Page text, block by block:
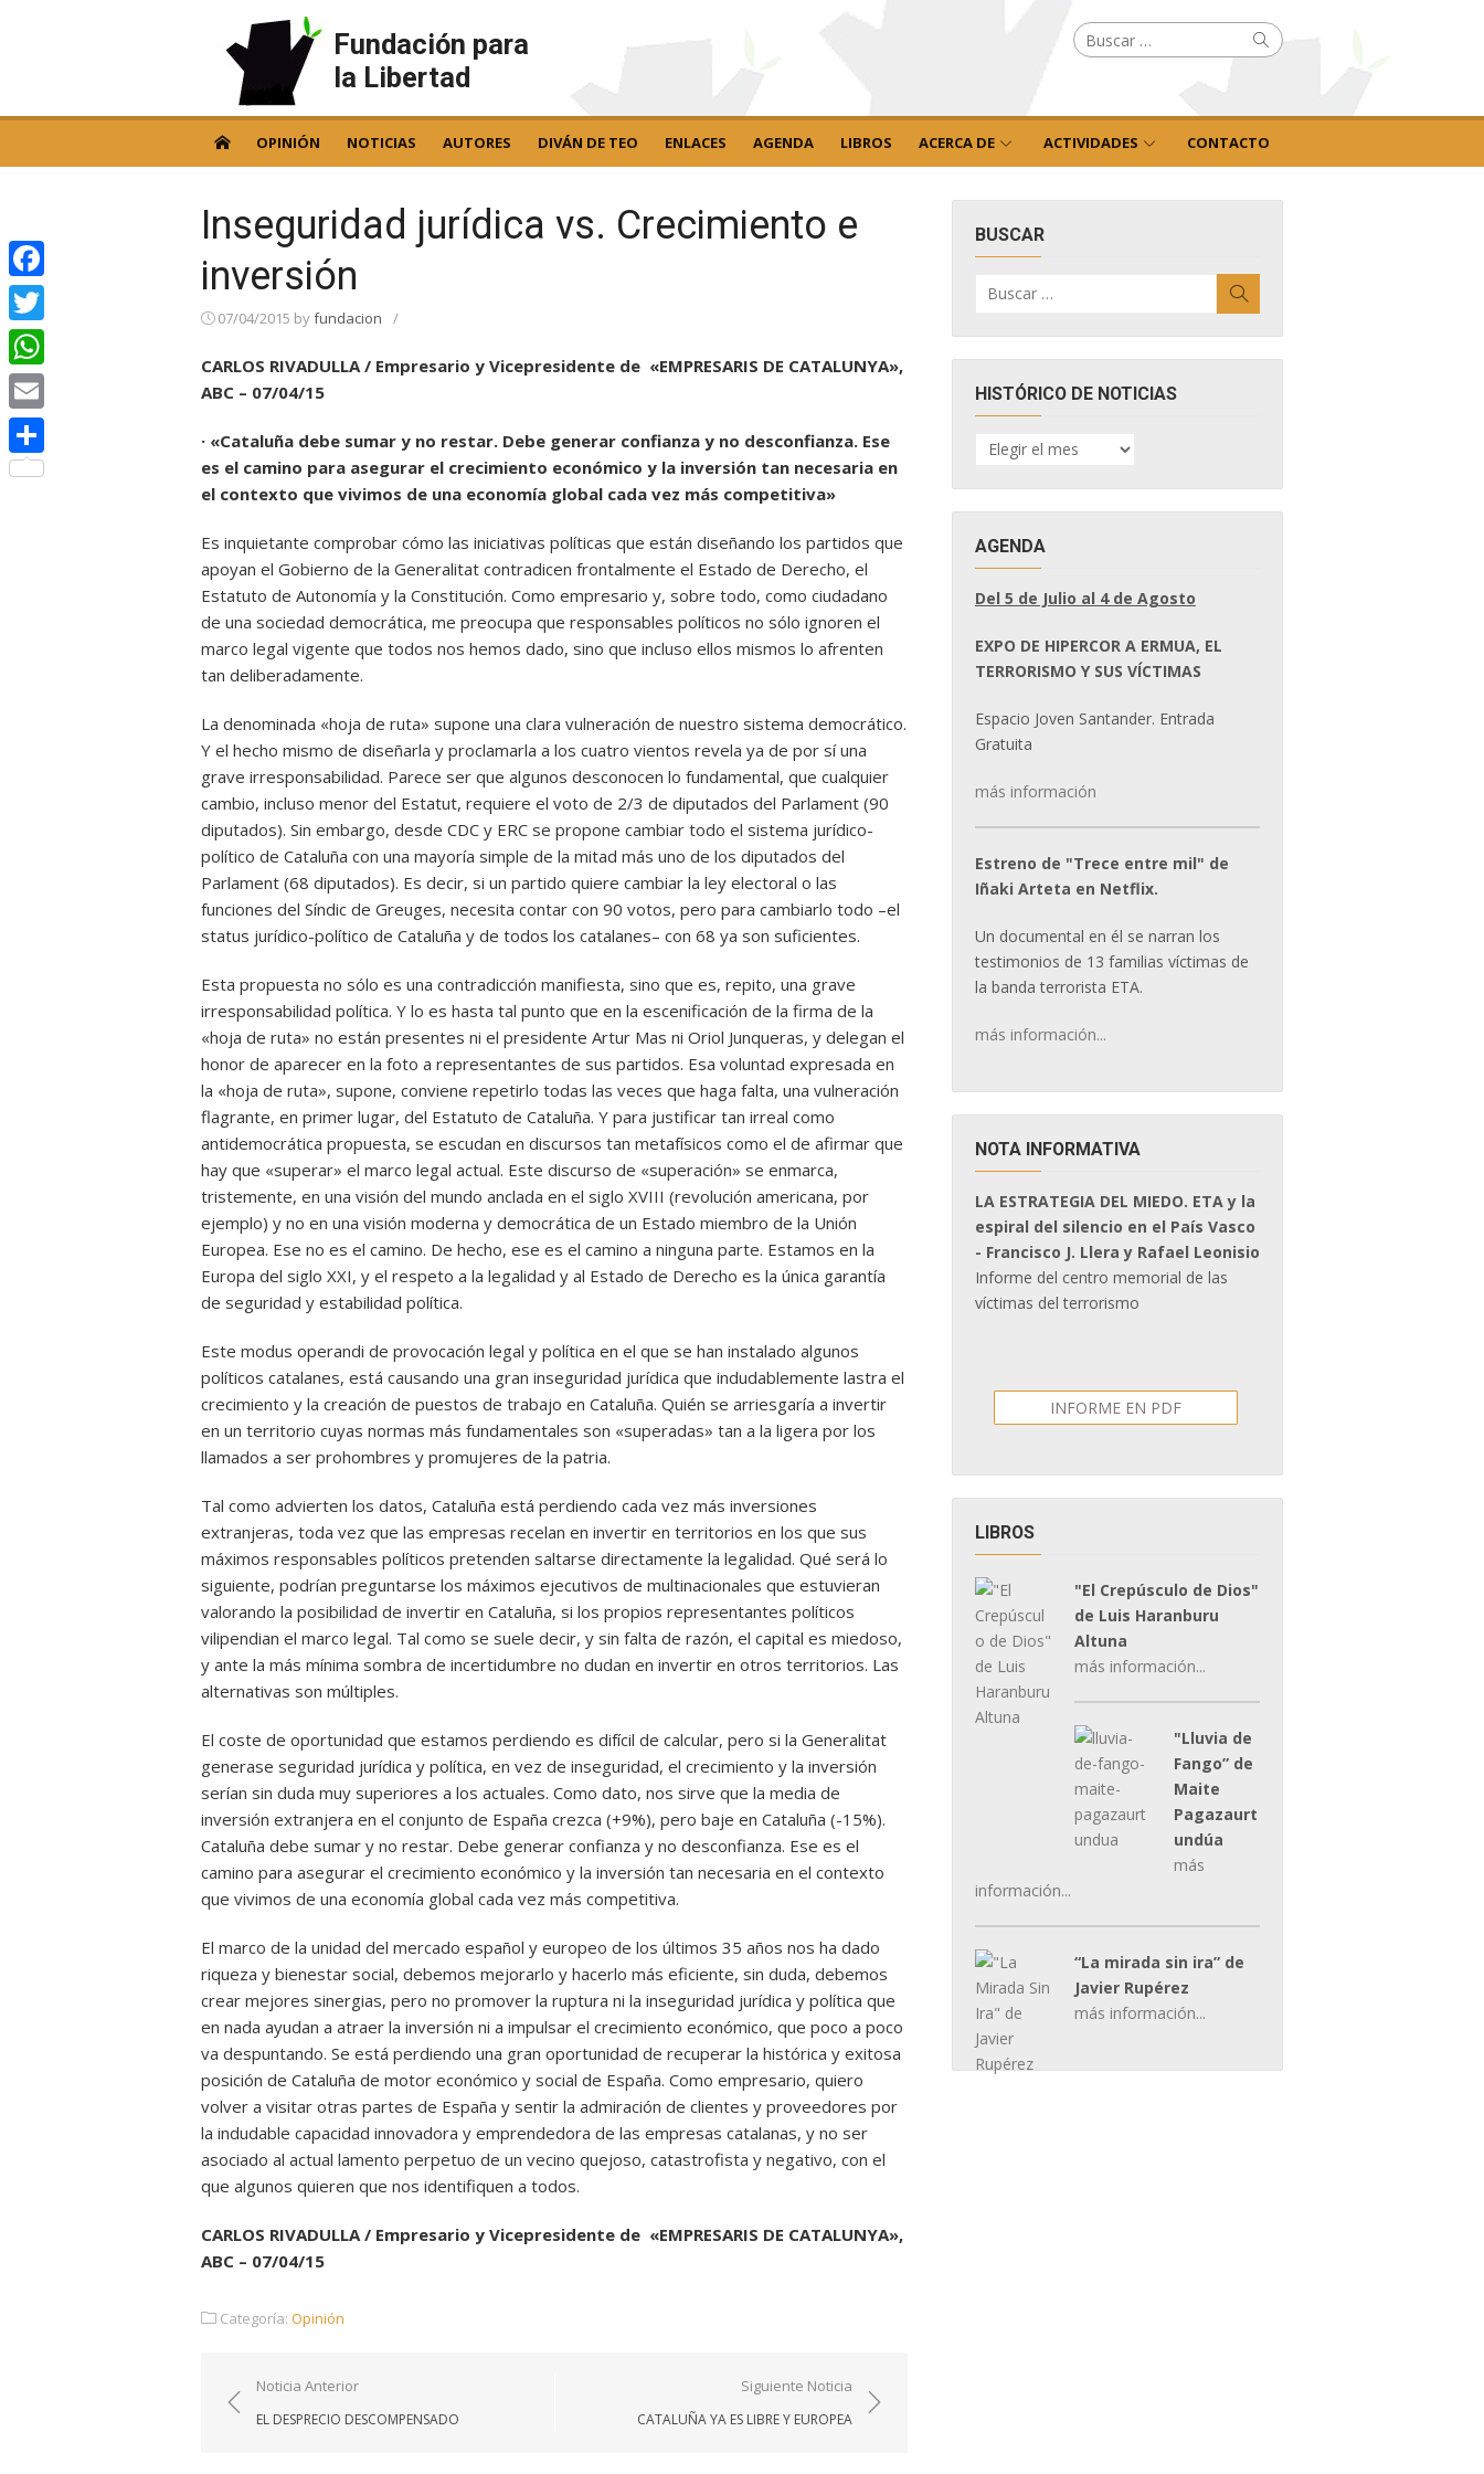
Fundación para
la Libertad
Buscar
por: Buscar
OPINIÓN NOTICIAS AUTORES DIVÁN DE TEO ENLACES AGENDA LIBROS ACERCA DE ACTIVIDADES CONTACTO
Inseguridad jurídica vs. Crecimiento e
inversión
07/04/2015 byfundacion /
CARLOS RIVADULLA / Empresario y Vicepresidente de «EMPRESARIS DE CATALUNYA»,
ABC – 07/04/15
· «Cataluña debe sumar y no restar. Debe generar confianza y no desconfianza. Ese
es el camino para asegurar el crecimiento económico y la inversión tan necesaria en
el contexto que vivimos de una economía global cada vez más competitiva»
Es inquietante comprobar cómo las iniciativas políticas que están diseñando los partidos que
apoyan el Gobierno de la Generalitat contradicen frontalmente el Estado de Derecho, el
Estatuto de Autonomía y la Constitución. Como empresario y, sobre todo, como ciudadano
de una sociedad democrática, me preocupa que responsables políticos no sólo ignoren el
marco legal vigente que todos nos hemos dado, sino que incluso ellos mismos lo afrenten
tan deliberadamente.
La denominada «hoja de ruta» supone una clara vulneración de nuestro sistema democrático.
Y el hecho mismo de diseñarla y proclamarla a los cuatro vientos revela ya de por sí una
grave irresponsabilidad. Parece ser que algunos desconocen lo fundamental, que cualquier
cambio, incluso menor del Estatut, requiere el voto de 2/3 de diputados del Parlament (90
diputados). Sin embargo, desde CDC y ERC se propone cambiar todo el sistema jurídico-
político de Cataluña con una mayoría simple de la mitad más uno de los diputados del
Parlament (68 diputados). Es decir, si un partido quiere cambiar la ley electoral o las
funciones del Síndic de Greuges, necesita contar con 90 votos, pero para cambiarlo todo –el
status jurídico-político de Cataluña y de todos los catalanes– con 68 ya son suficientes.
Esta propuesta no sólo es una contradicción manifiesta, sino que es, repito, una grave
irresponsabilidad política. Y lo es hasta tal punto que en la escenificación de la firma de la
«hoja de ruta» no están presentes ni el presidente Artur Mas ni Oriol Junqueras, y delegan el
honor de aparecer en la foto a representantes de sus partidos. Esa voluntad expresada en
la «hoja de ruta», supone, conviene repetirlo todas las veces que haga falta, una vulneración
flagrante, en primer lugar, del Estatuto de Cataluña. Y para justificar tan irreal como
antidemocrática propuesta, se escudan en discursos tan metafísicos como el de afirmar que
hay que «superar» el marco legal actual. Este discurso de «superación» se enmarca,
tristemente, en una visión del mundo anclada en el siglo XVIII (revolución americana, por
ejemplo) y no en una visión moderna y democrática de un Estado miembro de la Unión
Europea. Ese no es el camino. De hecho, ese es el camino a ninguna parte. Estamos en la
Europa del siglo XXI, y el respeto a la legalidad y al Estado de Derecho es la única garantía
de seguridad y estabilidad política.
Este modus operandi de provocación legal y política en el que se han instalado algunos
políticos catalanes, está causando una gran inseguridad jurídica que indudablemente lastra el
crecimiento y la creación de puestos de trabajo en Cataluña. Quién se arriesgaría a invertir
en un territorio cuyas normas más fundamentales son «superadas» tan a la ligera por los
llamados a ser prohombres y promujeres de la patria.
Tal como advierten los datos, Cataluña está perdiendo cada vez más inversiones
extranjeras, toda vez que las empresas recelan en invertir en territorios en los que sus
máximos responsables políticos pretenden saltarse directamente la legalidad. Qué será lo
siguiente, podrían preguntarse los máximos ejecutivos de multinacionales que estuvieran
valorando la posibilidad de invertir en Cataluña, si los propios representantes políticos
vilipendian el marco legal. Tal como se suele decir, y sin falta de razón, el capital es miedoso,
y ante la más mínima sombra de incertidumbre no dudan en invertir en otros territorios. Las
alternativas son múltiples.
El coste de oportunidad que estamos perdiendo es difícil de calcular, pero si la Generalitat
generase seguridad jurídica y política, en vez de inseguridad, el crecimiento y la inversión
serían sin duda muy superiores a los actuales. Como dato, nos sirve que la media de
inversión extranjera en el conjunto de España crezca (+9%), pero baje en Cataluña (-15%).
Cataluña debe sumar y no restar. Debe generar confianza y no desconfianza. Ese es el
camino para asegurar el crecimiento económico y la inversión tan necesaria en el contexto
que vivimos de una economía global cada vez más competitiva.
El marco de la unidad del mercado español y europeo de los últimos 35 años nos ha dado
riqueza y bienestar social, debemos mejorarlo y hacerlo más eficiente, sin duda, debemos
crear mejores sinergias, pero no promover la ruptura ni la inseguridad jurídica y política que
en nada ayudan a atraer la inversión ni a impulsar el crecimiento económico, que poco a poco
va despuntando. Se está perdiendo una gran oportunidad de recuperar la histórica y exitosa
posición de Cataluña de motor económico y social de España. Como empresario, quiero
volver a visitar otras partes de España y sentir la admiración de clientes y proveedores por
la indudable capacidad innovadora y emprendedora de las empresas catalanas, y no ser
asociado al actual lamento perpetuo de un vecino quejoso, catastrofista y negativo, con el
que algunos quieren que nos identifiquen a todos.
CARLOS RIVADULLA / Empresario y Vicepresidente de «EMPRESARIS DE CATALUNYA»,
ABC – 07/04/15
Categoría: Opinión
Navegación
de
Noticia Anterior
EL DESPRECIO DESCOMPENSADO
Siguiente Noticia
CATALUÑA YA ES LIBRE Y EUROPEA
BUSCAR
por:
HISTÓRICO DE NOTICIAS
HISTÓRICO
DE
AGENDA
Del 5 de Julio al 4 de Agosto
EXPO DE HIPERCOR A ERMUA, EL
TERRORISMO Y SUS VÍCTIMAS
Espacio Joven Santander. Entrada
Gratuita
más información
Estreno de "Trece entre mil" de
Iñaki Arteta en Netflix.
Un documental en él se narran los
testimonios de 13 familias víctimas de
la banda terrorista ETA.
más información...
NOTA INFORMATIVA
LA ESTRATEGIA DEL MIEDO. ETA y la
espiral del silencio en el País Vasco
- Francisco J. Llera y Rafael Leonisio
Informe del centro memorial de las
víctimas del terrorismo
INFORME EN PDF
LIBROS
"El Crepúsculo de Dios"
de Luis Haranburu
Altuna
más información...
"Lluvia de
Fango” de
Maite
Pagazaurt
undúa
más
información...
“La mirada sin ira” de
Javier Rupérez
más información...
Facebook
Twitter
WhatsApp
Email
Compartir